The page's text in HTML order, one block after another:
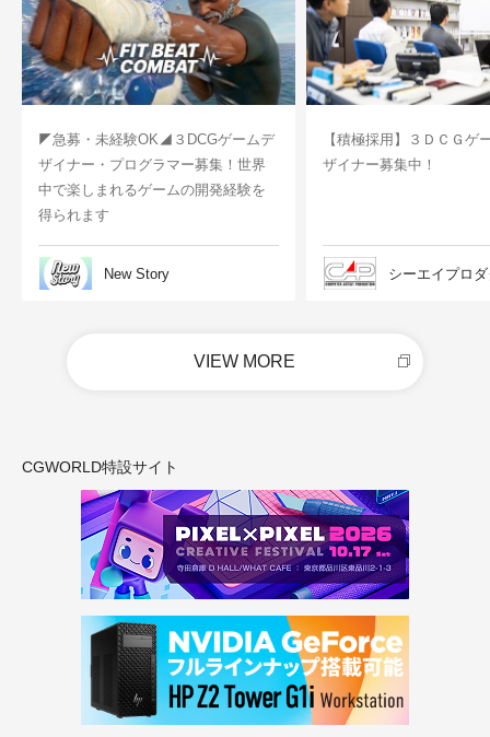
◤急募・未経験OK◢３DCGゲームデ
ザイナー・プログラマー募集！世界
中で楽しまれるゲームの開発経験を
得られます
New Story
【積極採用】３ＤＣＧゲ
ザイナー募集中！
シーエイプロ
VIEW MORE
CGWORLD特設サイト